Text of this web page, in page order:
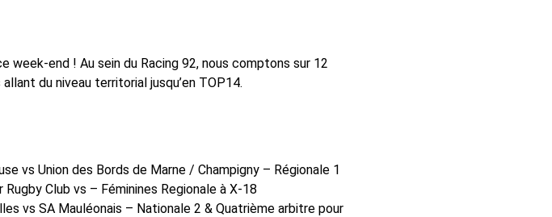
week-end ! Au sein du Racing 92, nous comptons sur 12
du niveau territorial jusqu’en TOP14.
vs Union des Bords de Marne / Champigny – Régionale 1
Club vs – Féminines Regionale à X-18
vs SA Mauléonais – Nationale 2 & Quatrième arbitre pour